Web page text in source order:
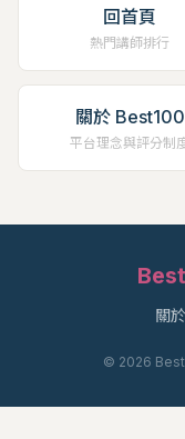
回首頁
熱門講師排行
關於 Best100
平台理念與評分制
Best
關於
© 2026